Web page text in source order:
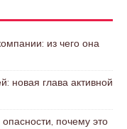
из чего она
новая глава активной
почему это